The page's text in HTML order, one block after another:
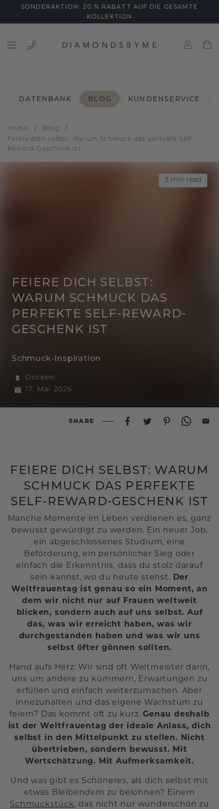
SONDERAKTION: 20 % RABATT AUF DIE GESAMTE
KOLLEKTION
DATENBANK BLOG KUNDENSERVICE
Home / Blog /
Feiere dich selbst: Warum Schmuck das perfekte Self-
Reward-Geschenk ist
3 min read
FEIERE DICH SELBST:
WARUM SCHMUCK DAS
PERFEKTE SELF-REWARD-
GESCHENK IST
Schmuck-Inspiration
Doreen
17. Mai 2026
SHARE
FEIERE DICH SELBST: WARUM
SCHMUCK DAS PERFEKTE
SELF-REWARD-GESCHENK IST
Manche Momente im Leben verdienen es, ganz
bewusst gewürdigt zu werden. Ein neuer Job,
ein abgeschlossenes Studium, eine
Beförderung, ein persönlicher Sieg oder
einfach die Erkenntnis, dass du stolz darauf
sein kannst, wo du heute stehst.
Der
Weltfrauentag ist genau so ein Moment, an
dem wir nicht nur auf Frauen weltweit
blicken, sondern auch auf uns selbst. Auf
das, was wir erreicht haben, was wir
durchgestanden haben und was wir uns
selbst öfter gönnen sollten.
Hand aufs Herz: Wir sind oft Weltmeister darin,
uns um andere zu kümmern, Erwartungen zu
erfüllen und einfach weiterzumachen. Aber
innezuhalten und das eigene Wachstum zu
feiern? Das kommt oft zu kurz.Genau deshalb
ist der Weltfrauentag der ideale Anlass, dich
selbst in den Mittelpunkt zu stellen. Nicht
übertrieben, sondern bewusst. Mit
Wertschätzung. Mit Aufmerksamkeit.
Und was gibt es Schöneres, als dich selbst mit
etwas Bleibendem zu belohnen? Einem
Schmuckstück, das nicht nur wunderschön zu